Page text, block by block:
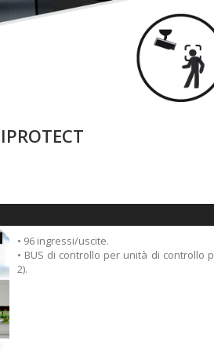
• 96 ingressi/uscite.
• BUS di controllo per unità di controllo
2).